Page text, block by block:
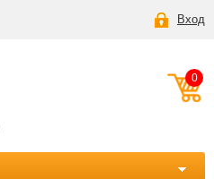
Вход
0